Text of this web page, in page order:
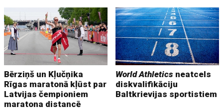
Bērziņš un Kļučņika
Rīgas maratonā kļūst par
Latvijas čempioniem
maratona distancē
World Athletics neatcels
diskvalifikāciju
Baltkrievijas sportistiem